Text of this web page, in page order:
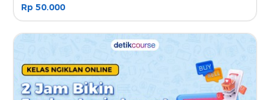
Rp 50.000